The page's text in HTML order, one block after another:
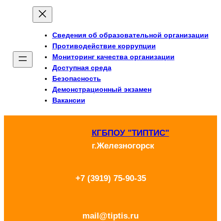
Перейти
содержимому
Сведения об образовательной организации
Противодействие коррупции
Мониторинг качества организации
Доступная среда
Безопасность
Демонстрационный экзамен
Вакансии
КГБПОУ "ТИПТИС"
г.Железногорск
+7 (3919) 75-90-35
mail@tiptis.ru